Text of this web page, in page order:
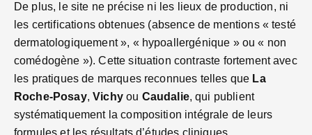
De plus, le site ne précise ni les lieux de production, ni
les certifications obtenues (absence de mentions « testé
dermatologiquement », « hypoallergénique » ou « non
comédogène »). Cette situation contraste fortement avec
les pratiques de marques reconnues telles que La
Roche-Posay,Vichyou Caudalie, qui publient
systématiquement la composition intégrale de leurs